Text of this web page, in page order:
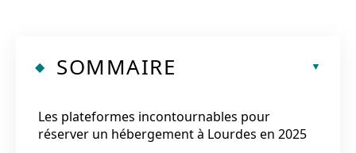
SOMMAIRE
Les plateformes incontournables pour
réserver un hébergement à Lourdes en 2025